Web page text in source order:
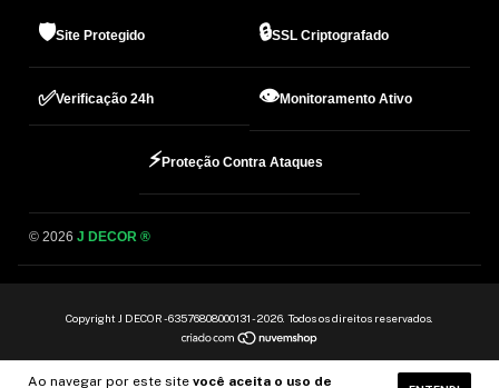
Ao navegar por este site você aceita o uso de
🛡️Site Protegido 🔒SSL Criptografado
✅Verificação 24h 👁️Monitoramento Ativo
⚡Proteção Contra Ataques
© 2026 J DECOR ®
Copyright J DECOR - 63576808000131 - 2026. Todos os direitos reservados.